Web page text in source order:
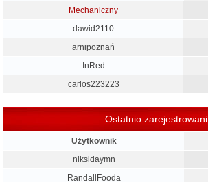
Mechaniczny
dawid2110
arnipoznań
InRed
carlos223223
Ostatnio zarejestrowani
Użytkownik
niksidaymn
RandallFooda